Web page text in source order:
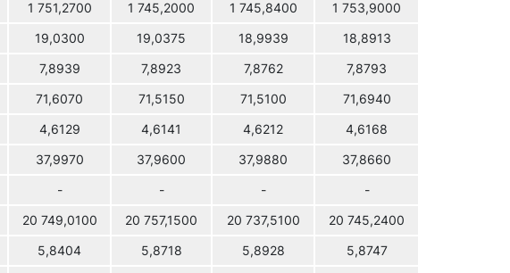
1 751,2700 1 745,2000 1 745,8400 1 753,9000
19,0300 19,0375 18,9939 18,8913
7,8939 7,8923 7,8762 7,8793
71,6070 71,5150 71,5100 71,6940
4,6129 4,6141 4,6212 4,6168
37,9970 37,9600 37,9880 37,8660
- - - -
20 749,0100 20 757,1500 20 737,5100 20 745,2400
5,8404 5,8718 5,8928 5,8747